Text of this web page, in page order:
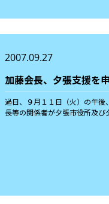
2007.09.27
加藤会長、夕張支援を
過日、９月１１日（火）の午
長等の関係者が夕張市役所及